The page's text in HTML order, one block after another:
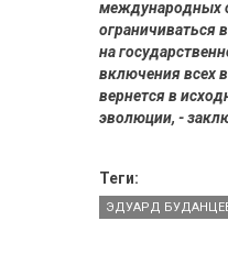
международных
ограничиваться
на
включения всех
вернется в
эволюции, -
Теги:
ЭДУАРД